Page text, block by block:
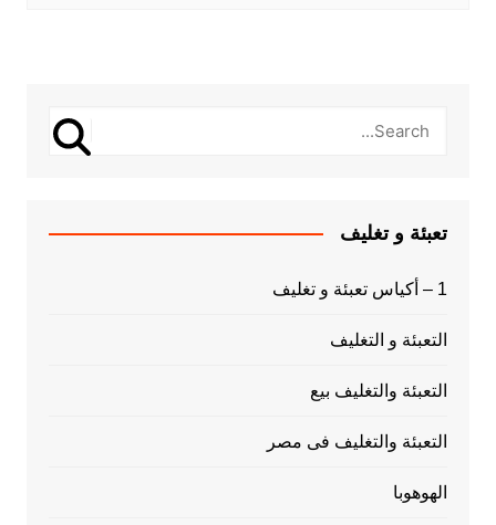
تعبئة و تغليف
1 – أكياس تعبئة و تغليف
التعبئة و التغليف
التعبئة والتغليف بيع
التعبئة والتغليف فى مصر
الهوهوبا